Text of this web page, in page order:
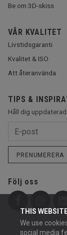
THIS
We use
social media
Be om 3D-skiss
VÅR KVALITET
Livstidsgaranti
Kvalitet & ISO
Att återanvända
TIPS &
Håll dig
PRENUMERERA
Följ oss